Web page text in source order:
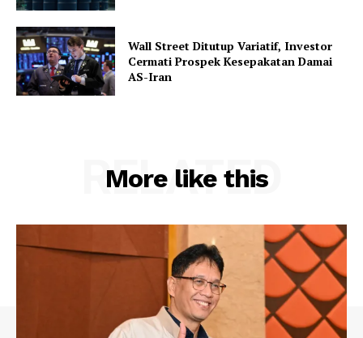
Wall Street Ditutup Variatif, Investor
Cermati Prospek Kesepakatan Damai
AS-Iran
More like this
RELATED